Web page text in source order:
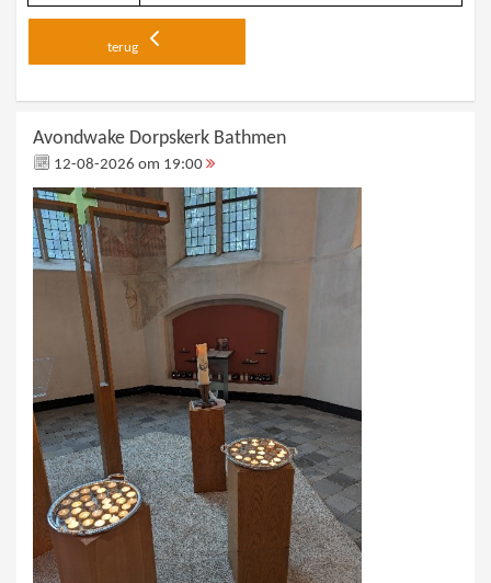
terug
Avondwake Dorpskerk Bathmen
12-08-2026 om 19:00